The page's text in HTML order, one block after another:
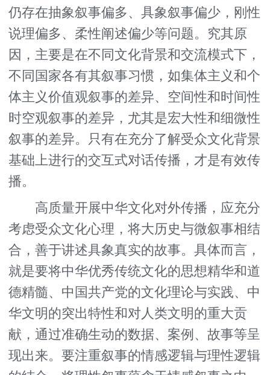
仍存在抽象叙事偏多、具象叙事偏少，刚性
说理偏多、柔性阐述偏少等问题。究其原
因，主要是在不同文化背景和交流模式下，
不同国家各有其叙事习惯，如集体主义和个
体主义价值观叙事的差异、空间性和时间性
时空观叙事的差异，尤其是宏大性和细微性
叙事的差异。只有在充分了解受众文化背景
基础上进行的交互式对话传播，才是有效传
播。
高质量开展中华文化对外传播，应充分
考虑受众文化心理，将大历史与微叙事相结
合，善于讲述具象真实的故事。具体而言，
就是要将中华优秀传统文化的思想精华和道
德精髓、中国共产党的文化理论与实践、中
华文明的突出特性和对人类文明的重大贡
献，通过准确生动的数据、案例、故事等呈
现出来。要注重叙事的情感逻辑与理性逻辑